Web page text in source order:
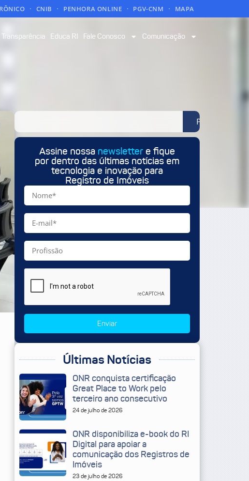
CNIB PENHORA ONLINE PGV-CNM MAPA
Transparência Educa RI Fale Conosco Comunicação
Pesquisar
Assine nossa newslettere fique
por dentro das últimas notícias em
tecnologia e inovação para
Registro de Imóveis
Enviar
Últimas Notícias
ONR conquista certificação
Great Place to Work pelo
terceiro ano consecutivo
24 de julho de 2026
ONR disponibiliza e-book do RI
Digital para apoiar a
comunicação dos Registros de
Imóveis
23 de julho de 2026